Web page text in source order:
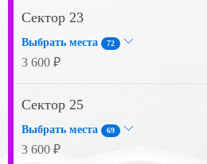
Сектор 23
Выбрать места 72
3 600 ₽
Сектор 25
Выбрать места 69
3 600 ₽